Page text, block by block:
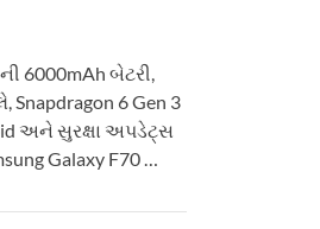
6000mAh બેટરી,
Snapdragon 6 Gen 3
અને સુરક્ષા અપડેટ્સ
Galaxy F70 …